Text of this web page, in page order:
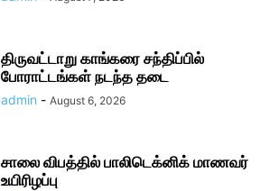
திருவட்டாறு காங்கரை சந்திப்பில்
போராட்டங்கள் நடந்த தடை
admin - August 6, 2026
சாலை விபத்தில் பாலிடெக்னிக் மாணவர்
உயிரிழப்பு